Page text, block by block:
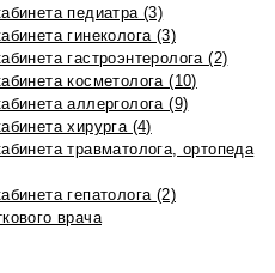
педиатра (3)
гинеколога (3)
гастроэнтеролога (2)
косметолога (10)
аллерголога (9)
хирурга (4)
травматолога, ортопеда
гепатолога (2)
врача